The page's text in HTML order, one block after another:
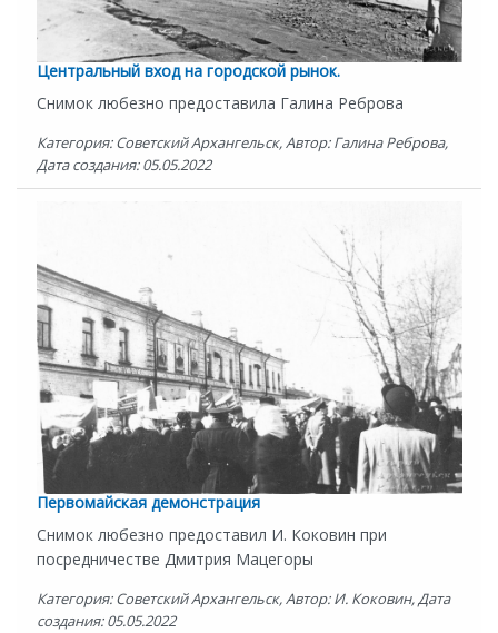
Центральный вход на городской рынок.
Снимок любезно предоставила Галина Реброва
Категория: Советский Архангельск, Автор: Галина Реброва,
Дата создания: 05.05.2022
Первомайская демонстрация
Снимок любезно предоставил И. Коковин при
посредничестве Дмитрия Мацегоры
Категория: Советский Архангельск, Автор: И. Коковин, Дата
создания: 05.05.2022